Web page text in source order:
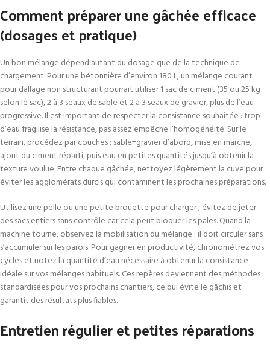
Comment préparer une gâchée efficace
(dosages et pratique)
Un bon mélange dépend autant du dosage que de la technique de
chargement. Pour une bétonnière d’environ 180 L, un mélange courant
pour dallage non structurant pourrait utiliser 1 sac de ciment (35 ou 25 kg
selon le sac), 2 à 3 seaux de sable et 2 à 3 seaux de gravier, plus de l’eau
progressive. Il est important de respecter la consistance souhaitée : trop
d’eau fragilise la résistance, pas assez empêche l’homogénéité. Sur le
terrain, procédez par couches : sable+gravier d’abord, mise en marche,
ajout du ciment réparti, puis eau en petites quantités jusqu’à obtenir la
texture voulue. Entre chaque gâchée, nettoyez légèrement la cuve pour
éviter les agglomérats durcis qui contaminent les prochaines préparations.
Utilisez une pelle ou une petite brouette pour charger ; évitez de jeter
des sacs entiers sans contrôle car cela peut bloquer les pales. Quand la
machine tourne, observez la mobilisation du mélange : il doit circuler sans
s’accumuler sur les parois. Pour gagner en productivité, chronométrez vos
cycles et notez la quantité d’eau nécessaire à obtenur la consistance
idéale sur vos mélanges habituels. Ces repères deviennent des méthodes
standardisées pour vos prochains chantiers, ce qui évite le gâchis et
garantit des résultats plus fiables.
Entretien régulier et petites réparations